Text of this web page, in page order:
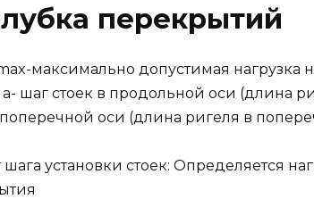
перекрытий
максимально допустимая нагрузка
a- шаг стоек в продольной оси (длина
поперечной оси (длина ригеля в
шага установки стоек: Определяется